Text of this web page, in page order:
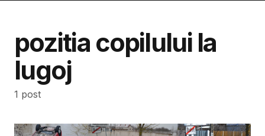
pozitia copilului la
lugoj
1 post